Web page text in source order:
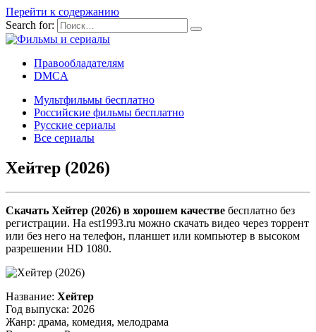
Перейти к содержанию
Search for:
Правообладателям
DMCA
Мультфильмы бесплатно
Российские фильмы бесплатно
Русские сериалы
Все сериалы
Хейтер (2026)
Скачать Хейтер (2026) в хорошем качестве бесплатно без
регистрации. На est1993.ru можно скачать видео через торрент
или без него на телефон, планшет или компьютер в высоком
разрешении HD 1080.
Название: Хейтер
Год выпуска: 2026
Жанр: драма, комедия, мелодрама